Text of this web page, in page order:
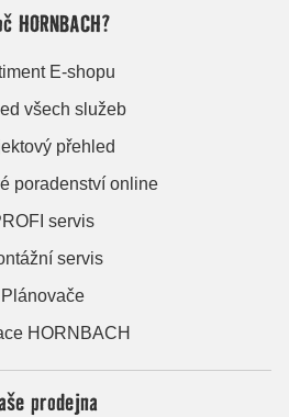
HORNBACH?
E-shopu
všech služeb
přehled
poradenství online
servis
servis
Plánovače
HORNBACH
prodejna